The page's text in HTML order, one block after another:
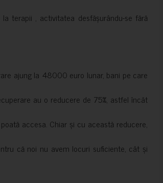
terapii , activitatea desfășurându-se fără
ajung la 48000 euro lunar, bani pe care
au o reducere de 75%, astfel încât
accesa. Chiar și cu această reducere,
că noi nu avem locuri suficiente, cât și